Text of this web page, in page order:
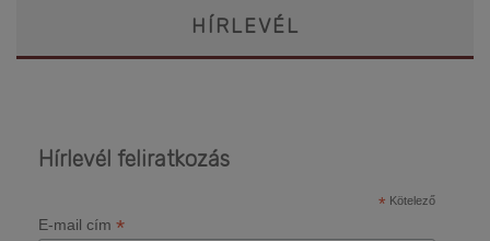
HÍRLEVÉL
Hírlevél feliratkozás
* Kötelező
E-mail cím *